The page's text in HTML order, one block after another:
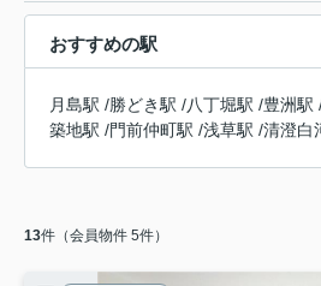
おすすめの駅
月島駅 /勝どき駅 /八丁堀駅 /豊洲駅
築地駅 /門前仲町駅 /浅草駅 /清澄白
13件（会員物件 5件）